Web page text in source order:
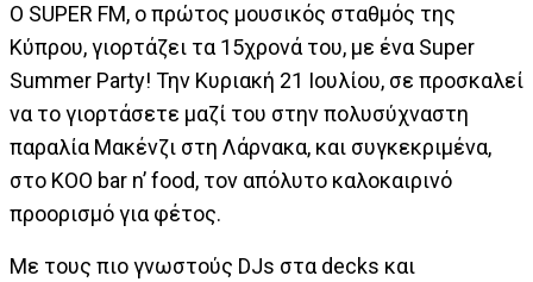
O SUPER FM, ο πρώτος μουσικός σταθμός της
Κύπρου, γιορτάζει τα 15χρονά του, με ένα Super
Summer Party! Την Κυριακή 21 Ιουλίου, σε προσκαλεί
να το γιορτάσετε μαζί του στην πολυσύχναστη
παραλία Μακένζι στη Λάρνακα, και συγκεκριμένα,
στο KOO bar n’ food, τον απόλυτο καλοκαιρινό
προορισμό για φέτος.
Mε τους πιο γνωστούς DJs στα decks και